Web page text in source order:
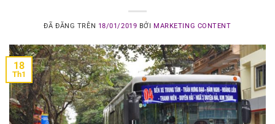
ĐÃ ĐĂNG TRÊN 18/01/2019 BỞIMARKETING CONTENT
18
Th1